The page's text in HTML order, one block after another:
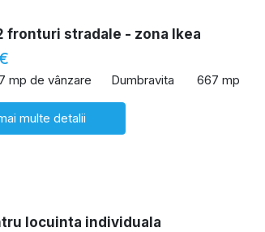
fronturi stradale - zona Ikea
mp de vânzare Dumbravita 667 mp
multe detalii
locuinta individuala